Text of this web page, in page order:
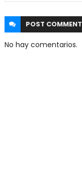
POST COMMENT
No hay comentarios.